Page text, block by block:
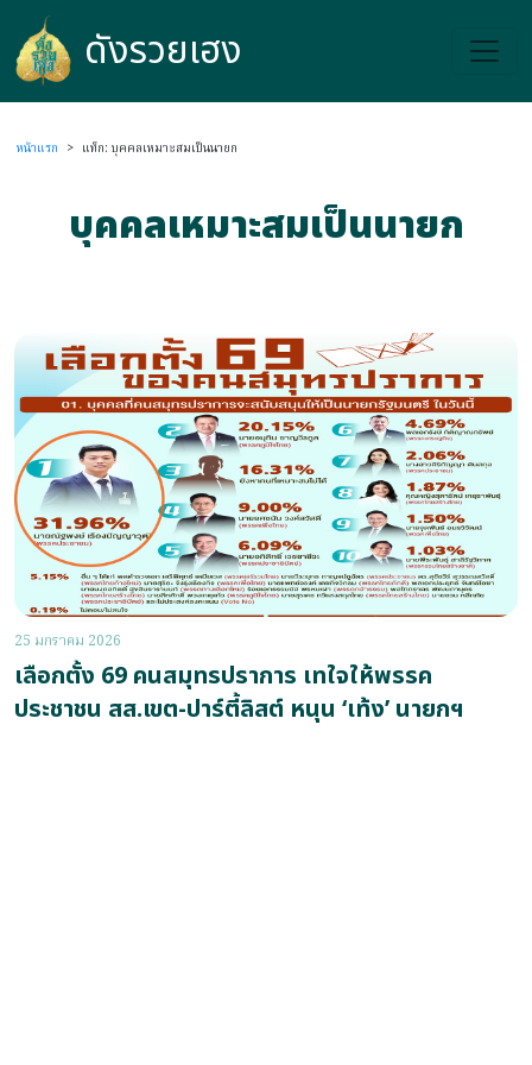
ดังรวยเฮง
ดังรวยเฮง
หน้าแรก > แท็ก: บุคคลเหมาะสมเป็นนายก
บุคคลเหมาะสมเป็นนายก
25 มกราคม 2026
เลือกตั้ง 69 คนสมุทรปราการ เทใจให้พรรค
ประชาชน สส.เขต-ปาร์ตี้ลิสต์ หนุน ‘เท้ง’ นายกฯ